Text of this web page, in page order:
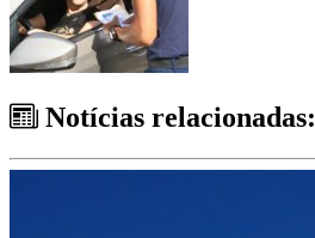
Notícias relacionadas: